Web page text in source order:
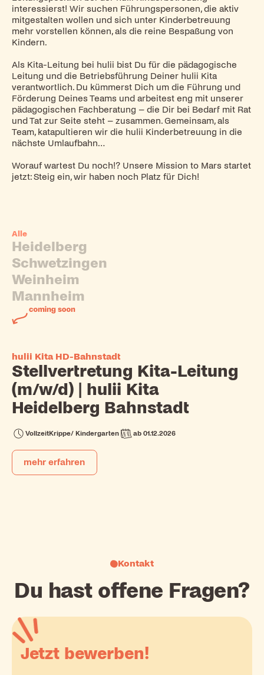
interessierst! Wir suchen Führungspersonen, die aktiv
mitgestalten wollen und sich unter Kinderbetreuung
mehr vorstellen können, als die reine Bespaßung von
Kindern.
Als Kita-Leitung bei hulii bist Du für die pädagogische
Leitung und die Betriebsführung Deiner hulii Kita
verantwortlich. Du kümmerst Dich um die Führung und
Förderung Deines Teams und arbeitest eng mit unserer
pädagogischen Fachberatung – die Dir bei Bedarf mit Rat
und Tat zur Seite steht – zusammen. Gemeinsam, als
Team, katapultieren wir die hulii Kinderbetreuung in die
nächste Umlaufbahn…
Worauf wartest Du noch!? Unsere Mission to Mars startet
jetzt: Steig ein, wir haben noch Platz für Dich!
Alle
Heidelberg
Schwetzingen
Weinheim
Mannheim
hulii Kita HD-Bahnstadt
Stellvertretung Kita-Leitung
(m/w/d) | hulii Kita
Heidelberg Bahnstadt
VollzeitKrippe/ Kindergarten ab 01.12.2026
mehr erfahren
Kontakt
Du hast offene Fragen?
Jetzt bewerben!